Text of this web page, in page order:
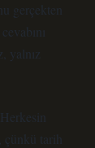
gerçekten
yalnız
çünkü tarih